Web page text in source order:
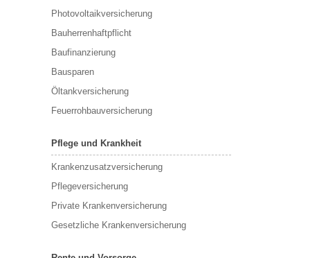
Photovoltaikversicherung
Bauherrenhaftpflicht
Baufinanzierung
Bausparen
Öltankversicherung
Feuerrohbauversicherung
Pflege und Krankheit
Krankenzusatzversicherung
Pflegeversicherung
Private Krankenversicherung
Gesetzliche Krankenversicherung